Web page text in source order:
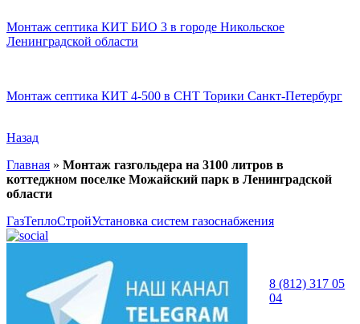
Монтаж септика КИТ БИО 3 в городе Никольское
Ленинградской области
Монтаж септика КИТ 4-500 в СНТ Торики Санкт-Петербург
Назад
Главная » Монтаж газгольдера на 3100 литров в
коттеджном поселке Можайский парк в Ленинградской
области
ГазТеплоСтройУстановка систем газоснабжения
8 (812) 317 05
04